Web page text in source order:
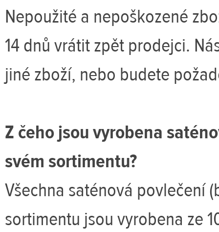
Nepoužité a nepoškozené
14 dnů vrátit zpět prodejci.
jiné zboží, nebo budete
Z čeho jsou vyrobena
svém sortimentu?
Všechna saténová povlečení
sortimentu jsou vyrobena ze